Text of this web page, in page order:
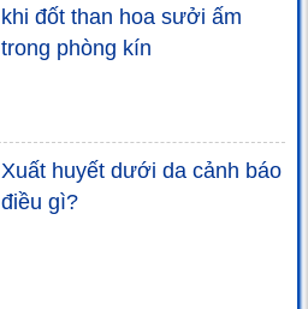
khi đốt than hoa sưởi ấm
trong phòng kín
Xuất huyết dưới da cảnh báo
điều gì?